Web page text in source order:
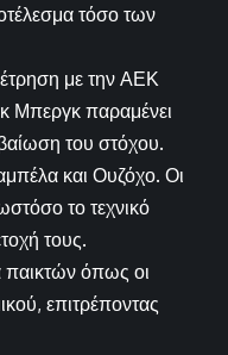
τόσο των
με την ΑΕΚ
Μπεργκ παραμένει
του στόχου.
και Ουζόχο. Οι
το τεχνικό
τους.
παικτών όπως οι
επιτρέποντας